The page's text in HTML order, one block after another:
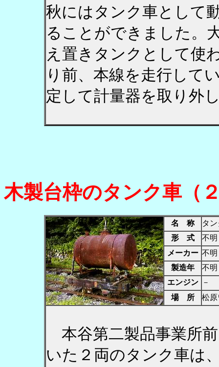
秋にはタンク車として
ることができました。
え置きタンクとして使
り前、本線を走行して
定して計量器を取り外
木製台枠のタンク車（
名 称
タ
形 式
不明
メーカー 不明
製造年
不明
エンジン
－
場 所
松
本谷第二製品事業所
いた２両のタンク車は